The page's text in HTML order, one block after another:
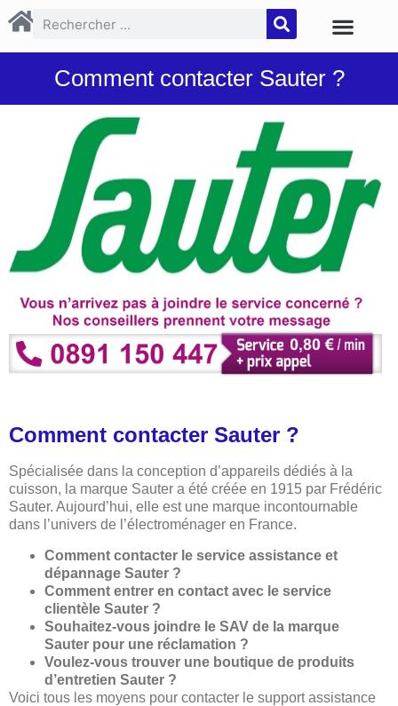
Comment contacter Sauter ?
Comment contacter Sauter ?
Spécialisée dans la conception d’appareils dédiés à la
cuisson, la marque Sauter a été créée en 1915 par Frédéric
Sauter. Aujourd’hui, elle est une marque incontournable
dans l’univers de l’électroménager en France.
Comment contacter le service assistance et
dépannage Sauter ?
Comment entrer en contact avec le service
clientèle Sauter ?
Souhaitez-vous joindre le SAV de la marque
Sauter pour une réclamation ?
Voulez-vous trouver une boutique de produits
d’entretien Sauter ?
Voici tous les moyens pour contacter le support assistance